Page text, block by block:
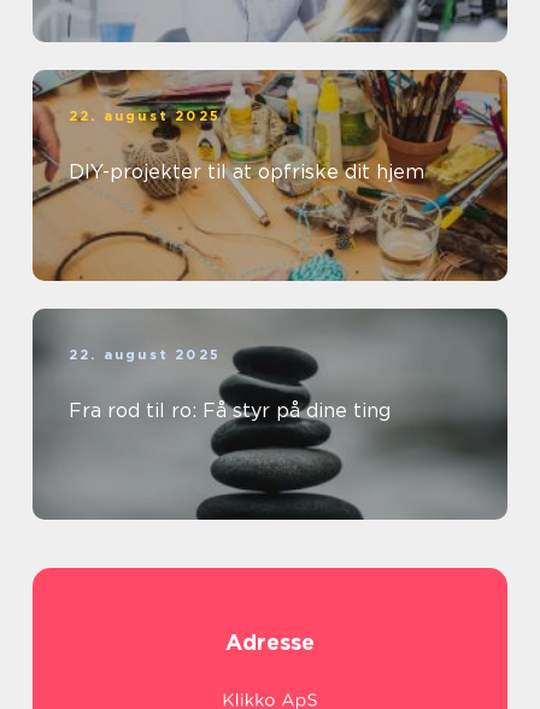
22. august 2025
DIY-projekter til at opfriske dit hjem
22. august 2025
Fra rod til ro: Få styr på dine ting
Adresse